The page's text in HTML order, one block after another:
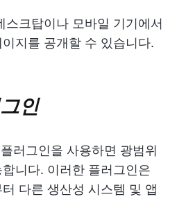
스크탑이나 모바일 기기에서
지를 공개할 수 있습니다.
인
러그인을 사용하면 광범위
니다. 이러한 플러그인은
다른 생산성 시스템 및 앱